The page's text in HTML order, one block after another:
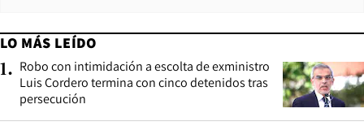
LO MÁS LEÍDO
1. Robo con intimidación a escolta de exministro
Luis Cordero termina con cinco detenidos tras
persecución